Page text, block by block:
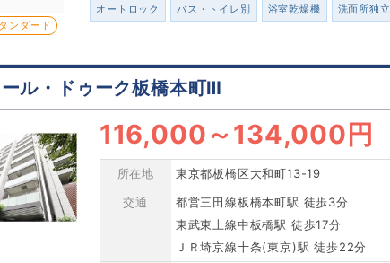
ンダード
オートロック バス・トイレ別 浴室乾燥機 洗面所独立
ル・ドゥーク板橋本町Ⅲ
116,000 ～ 134,000円
所在地
東京都板橋区大和町13-19
交通
都営三田線板橋本町駅 徒歩3分
東武東上線中板橋駅 徒歩17分
ＪＲ埼京線十条(東京)駅 徒歩22分